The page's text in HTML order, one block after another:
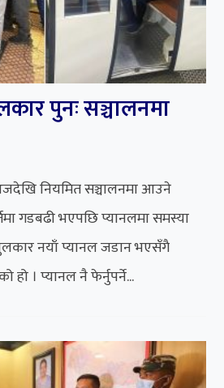
पुनः सञ्चालनमा
नियमित सञ्चालनमा आउने
गडबढी भएपछि प्यानलमा समस्या
नयाँ प्यानल जडान भएसँगै
। प्यानल नै फेर्नुपर्ने...